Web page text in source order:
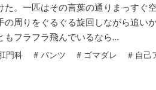
た。一匹はその言葉の通りまっすぐ
の周りをぐるぐる旋回しながら追い
もフラフラ飛んでいるなら…
門科 # パンツ # ゴマダレ # 自己